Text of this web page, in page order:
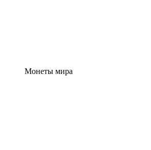
Монеты мира